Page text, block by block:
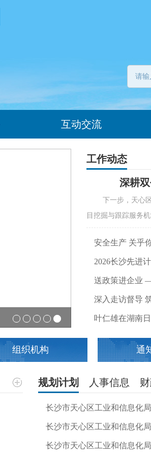
互动交流
深耕双创赋能 天
工作动态
深耕
下一步，天心
目挖掘与跟踪服务
安全生产 关乎
2026长沙先进
送政策进企业
深入走访督导
叶仁雄在湖南
组织机构 通
规划计划 人事信息
长沙市天心区工业和信息化
长沙市天心区工业和信息化
长沙市天心区工业和信息化